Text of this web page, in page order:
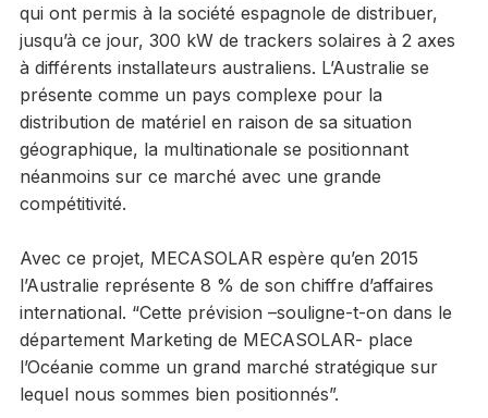
qui ont permis à la société espagnole de distribuer,
jusqu’à ce jour, 300 kW de trackers solaires à 2 axes
à différents installateurs australiens. L’Australie se
présente comme un pays complexe pour la
distribution de matériel en raison de sa situation
géographique, la multinationale se positionnant
néanmoins sur ce marché avec une grande
compétitivité.
Avec ce projet, MECASOLAR espère qu’en 2015
l’Australie représente 8 % de son chiffre d’affaires
international. “Cette prévision –souligne-t-on dans le
département Marketing de MECASOLAR- place
l’Océanie comme un grand marché stratégique sur
lequel nous sommes bien positionnés”.